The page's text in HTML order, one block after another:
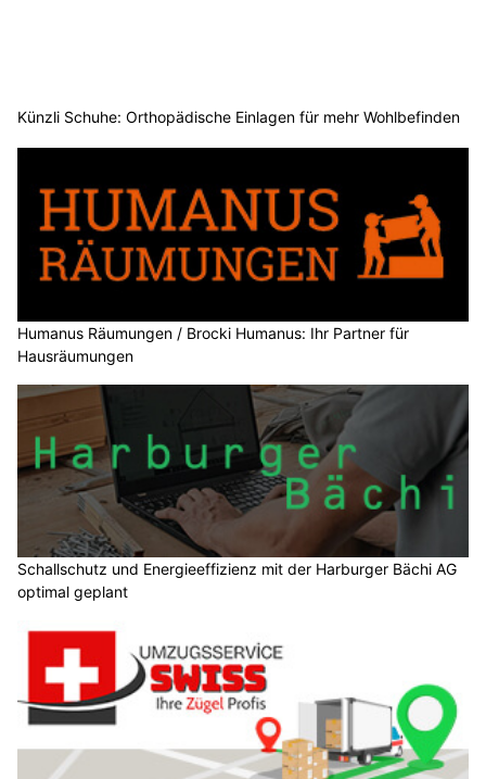
Künzli Schuhe: Orthopädische Einlagen für mehr Wohlbefinden
Humanus Räumungen / Brocki Humanus: Ihr Partner für
Hausräumungen
Schallschutz und Energieeffizienz mit der Harburger Bächi AG
optimal geplant